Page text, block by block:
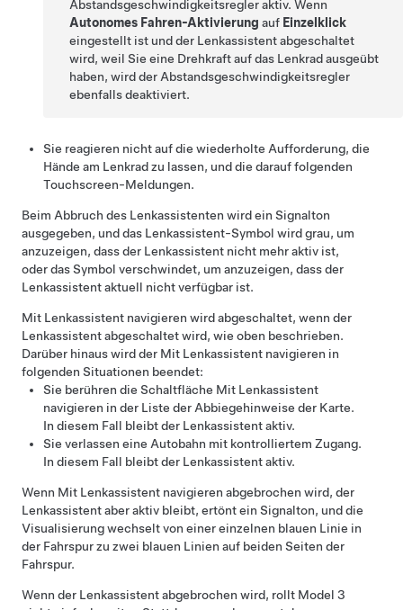
Abstandsgeschwindigkeitsregleraktiv. Wenn
Autonomes Fahren-Aktivierung auf Einzelklick
eingestellt ist und der Lenkassistentabgeschaltet
wird, weil Sieeine Drehkraft auf das Lenkradausgeübt
haben, wird der Abstandsgeschwindigkeitsregler
ebenfalls deaktiviert.
Sie reagieren nicht auf die wiederholte Aufforderung, die
Hände am Lenkrad zu lassen, und die darauf folgenden
Touchscreen-Meldungen.
Beim Abbruch des Lenkassistenten wird ein Signalton
ausgegeben, und das Lenkassistent-Symbol wird grau, um
anzuzeigen, dass der Lenkassistent nicht mehr aktiv ist,
oder das Symbol verschwindet, um anzuzeigen, dass der
Lenkassistent aktuell nicht verfügbar ist.
Mit Lenkassistent navigieren wird abgeschaltet, wenn der
Lenkassistentabgeschaltet wird, wie oben beschrieben.
Darüber hinaus wird der Mit Lenkassistent navigieren in
folgenden Situationen beendet:
Sie berühren die Schaltfläche Mit Lenkassistent
navigieren in der Liste der Abbiegehinweise der Karte.
In diesem Fall bleibt der Lenkassistentaktiv.
Sie verlassen eine Autobahn mit kontrolliertem Zugang.
In diesem Fall bleibt der Lenkassistentaktiv.
Wenn Mit Lenkassistent navigieren abgebrochen wird, der
Lenkassistentaber aktiv bleibt, ertönt ein Signalton, und die
Visualisierung wechselt von einer einzelnen blauen Linie in
der Fahrspur zu zwei blauen Linien auf beiden Seiten der
Fahrspur.
Wenn der Lenkassistentabgebrochen wird, rollt Model 3